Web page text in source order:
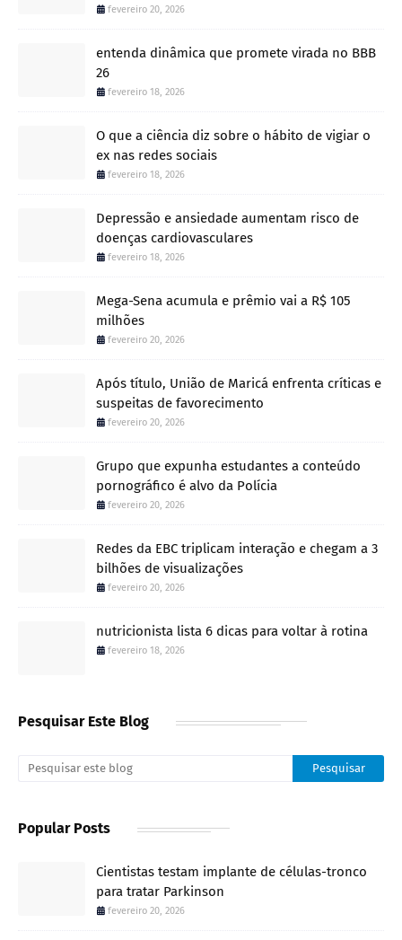
fevereiro 20, 2026
entenda dinâmica que promete virada no BBB
26
fevereiro 18, 2026
O que a ciência diz sobre o hábito de vigiar o
ex nas redes sociais
fevereiro 18, 2026
Depressão e ansiedade aumentam risco de
doenças cardiovasculares
fevereiro 18, 2026
Mega-Sena acumula e prêmio vai a R$ 105
milhões
fevereiro 20, 2026
Após título, União de Maricá enfrenta críticas e
suspeitas de favorecimento
fevereiro 20, 2026
Grupo que expunha estudantes a conteúdo
pornográfico é alvo da Polícia
fevereiro 20, 2026
Redes da EBC triplicam interação e chegam a 3
bilhões de visualizações
fevereiro 20, 2026
nutricionista lista 6 dicas para voltar à rotina
fevereiro 18, 2026
Pesquisar Este Blog
Popular Posts
Cientistas testam implante de células-tronco
para tratar Parkinson
fevereiro 20, 2026